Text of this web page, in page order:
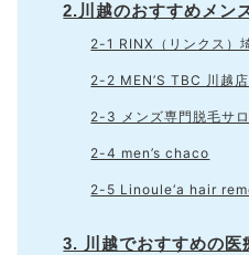
2.川越のおすすめメン
2-1 RINX（リンクス）
2-2 MEN’S TBC 川越店
2-3 メンズ専門脱毛サ
2-4 men’s chaco
2-5 Linoule‘a hair
3. 川越でおすすめの医